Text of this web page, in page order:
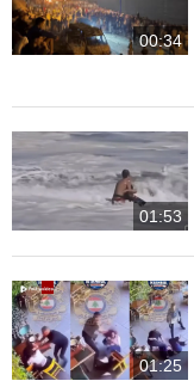
00:34
01:53
01:25